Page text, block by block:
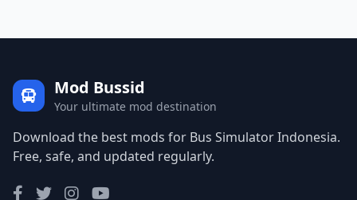
Mod Bussid
Your ultimate mod destination
Download the best mods for Bus Simulator Indonesia.
Free, safe, and updated regularly.